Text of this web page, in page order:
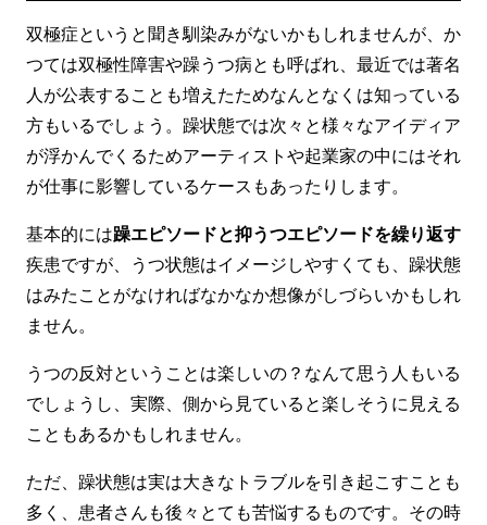
双極症というと聞き馴染みがないかもしれませんが、か
つては双極性障害や躁うつ病とも呼ばれ、最近では著名
人が公表することも増えたためなんとなくは知っている
方もいるでしょう。躁状態では次々と様々なアイディア
が浮かんでくるためアーティストや起業家の中にはそれ
が仕事に影響しているケースもあったりします。
基本的には躁エピソードと抑うつエピソードを繰り返す
疾患ですが、うつ状態はイメージしやすくても、躁状態
はみたことがなければなかなか想像がしづらいかもしれ
ません。
うつの反対ということは楽しいの？なんて思う人もいる
でしょうし、実際、側から見ていると楽しそうに見える
こともあるかもしれません。
ただ、躁状態は実は大きなトラブルを引き起こすことも
多く、患者さんも後々とても苦悩するものです。その時